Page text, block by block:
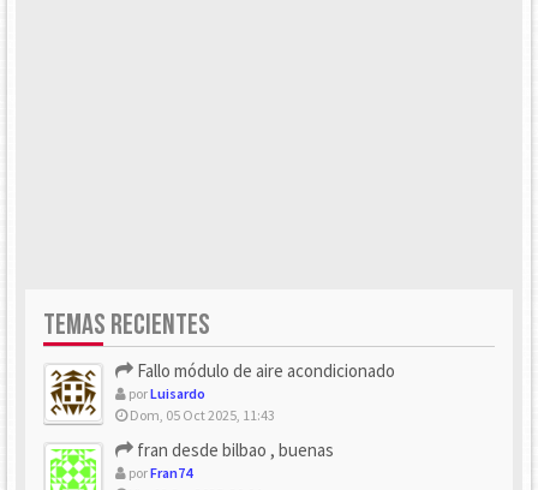
TEMAS RECIENTES
Fallo módulo de aire acondicionado
porLuisardo
Dom, 05 Oct 2025, 11:43
fran desde bilbao , buenas
porFran74